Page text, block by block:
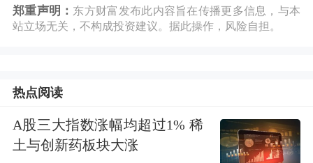
包括Coinbase的布莱恩·阿姆斯特朗、
Paolo Ardoino、支付巨头
克伦尼、视频平台Rumble的Chris
Pavlovski、Robinhood
的弗拉基米尔·特
郑重声明： 东方财富发布此内容旨在传播更多信息，与本
站立场无关，不构成投资建议。据此操作，风险自担。
热点阅读
A股三大指数涨幅均超过1% 稀
土与创新药板块大涨